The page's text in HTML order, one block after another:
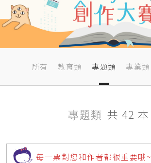
所有 教育類 專題類 專業類
專題類 共 42 本
每一票對您和作者都很重要哦~